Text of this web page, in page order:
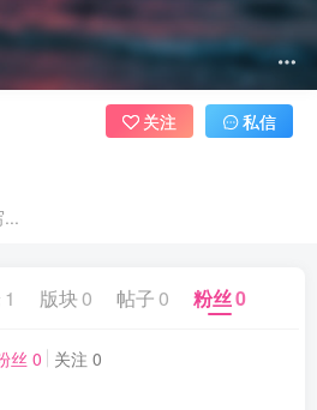
...
关注 私信
1 版块 0 帖子 0 粉丝0
丝 0 关注 0